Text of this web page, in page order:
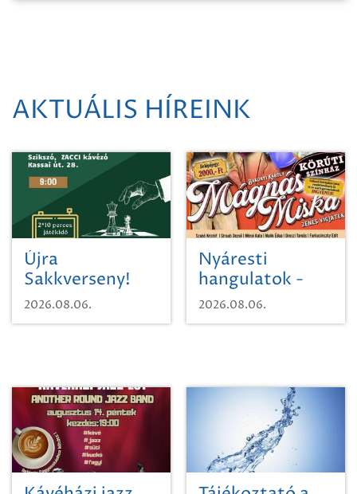
AKTUÁLIS HÍREINK
Újra
Sakkverseny!
2026.08.06.
Nyáresti
hangulatok -
Mágnás Miska
2026.08.06.